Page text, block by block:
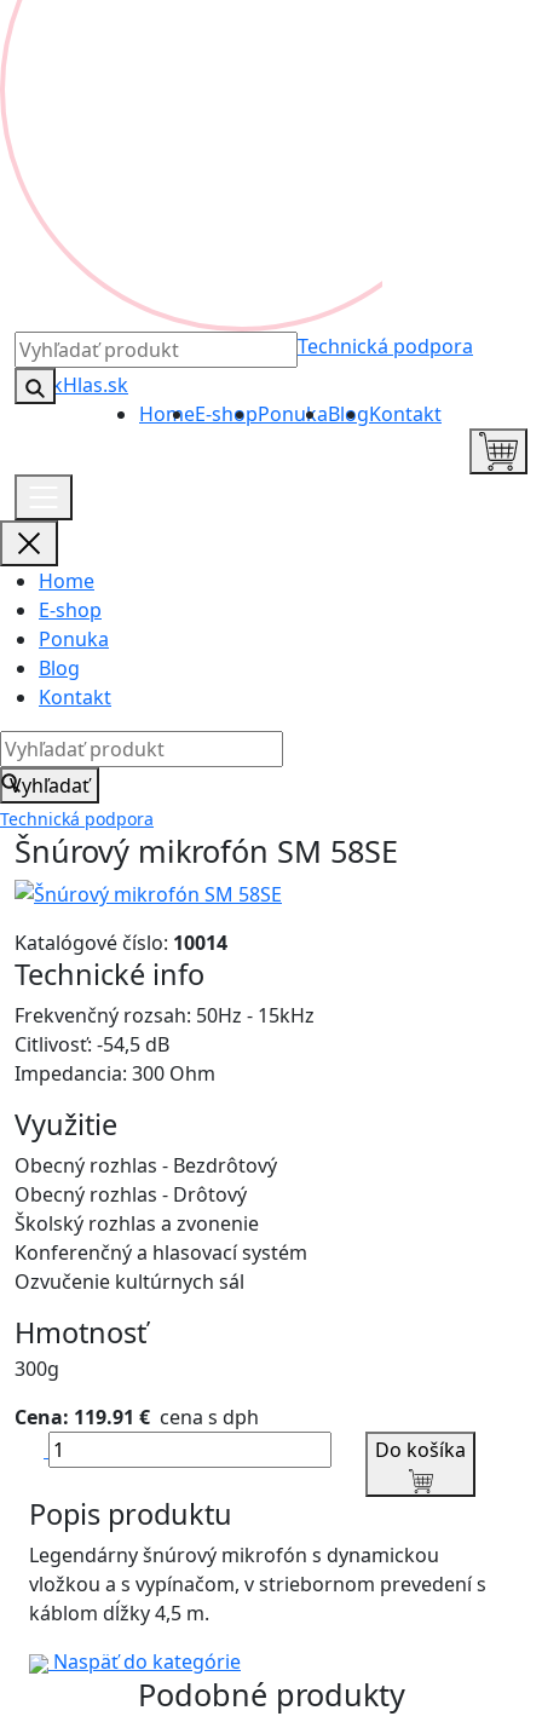
Technická podpora
HomeE-shopPonukaBlogKontakt
Home
E-shop
Ponuka
Blog
Kontakt
Vyhľadať
Technická podpora
Šnúrový mikrofón SM 58SE
Katalógové číslo: 10014
Technické info
Frekvenčný rozsah: 50Hz - 15kHz
Citlivosť: -54,5 dB
Impedancia: 300 Ohm
Využitie
Obecný rozhlas - Bezdrôtový
Obecný rozhlas - Drôtový
Školský rozhlas a zvonenie
Konferenčný a hlasovací systém
Ozvučenie kultúrnych sál
Hmotnosť
300g
Cena: 119.91 € cena s dph
Do košíka
Popis produktu
Legendárny šnúrový mikrofón s dynamickou
vložkou a s vypínačom, v striebornom prevedení s
káblom dĺžky 4,5 m.
Naspäť do kategórie
Podobné produkty